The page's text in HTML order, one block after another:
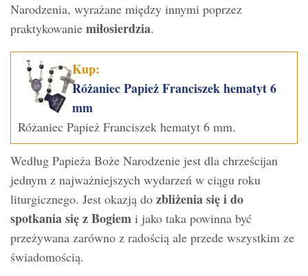
Narodzenia, wyrażane między innymi poprzez
praktykowanie miłosierdzia.
Kup:
Różaniec Papież Franciszek hematyt 6
mm
Różaniec Papież Franciszek hematyt 6 mm.
Według Papieża Boże Narodzenie jest dla chrześcijan
jednym z najważniejszych wydarzeń w ciągu roku
liturgicznego. Jest okazją do zbliżenia się i do
spotkania się z Bogiem i jako taka powinna być
przeżywana zarówno z radością ale przede wszystkim ze
świadomością.